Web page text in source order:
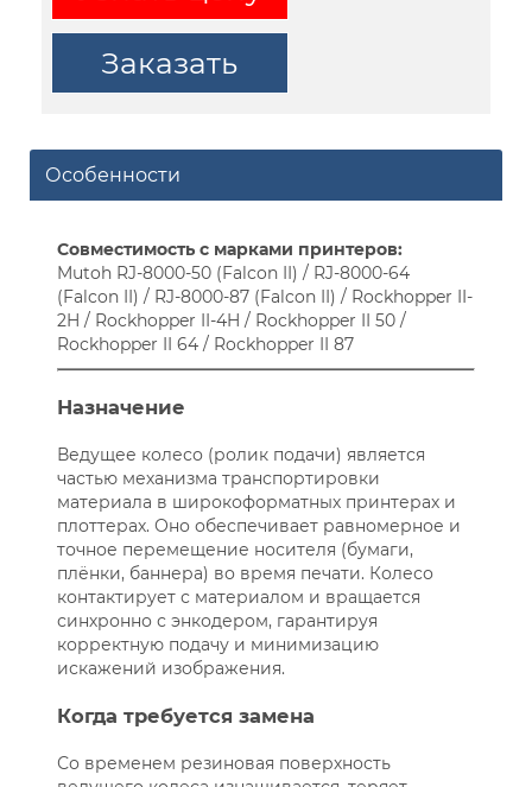
Заказать
Особенности
Совместимость с марками принтеров:
Mutoh RJ-8000-50 (Falcon II) / RJ-8000-64
(Falcon II) / RJ-8000-87 (Falcon II) / Rockhopper II-
2H / Rockhopper II-4H / Rockhopper II 50 /
Rockhopper II 64 / Rockhopper II 87
Назначение
Ведущее колесо (ролик подачи) является
частью механизма транспортировки
материала в широкоформатных принтерах и
плоттерах. Оно обеспечивает равномерное и
точное перемещение носителя (бумаги,
плёнки, баннера) во время печати. Колесо
контактирует с материалом и вращается
синхронно с энкодером, гарантируя
корректную подачу и минимизацию
искажений изображения.
Когда требуется замена
Со временем резиновая поверхность